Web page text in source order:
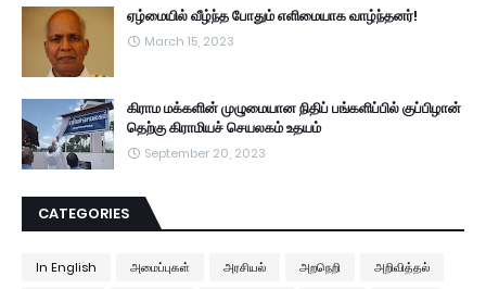
ஏழ்மையில் வீழ்ந்த போதும் எளிமையாக வாழ்ந்தனர்!
March 15, 2023
கிராம மக்களின் முழுமையான நிதிப் பங்களிப்பில் குப்பிழான்
தெற்கு கிராமியச் செயலகம் உதயம்
September 20, 2023
CATEGORIES
In English அமைப்புகள் அரசியல் அறநெறி
அறிவித்தல்